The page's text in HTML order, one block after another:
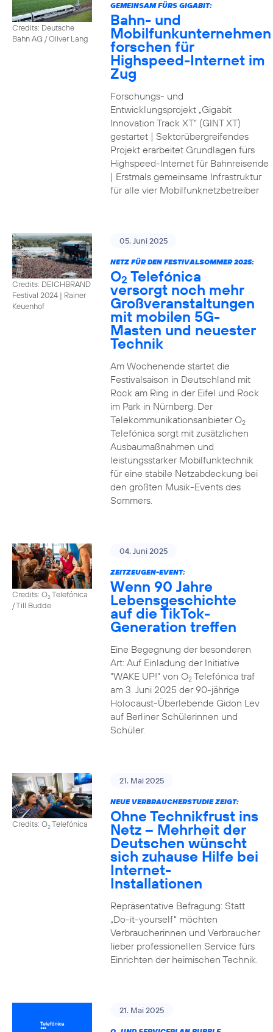
Credits: Deutsche
Bahn AG / Oliver Lang
GEMEINSAM FÜRS GIGABIT:
Bahn- und
Mobilfunkunternehmen
forschen für
Highspeed-Internet im
Zug
Forschungs- und
Entwicklungsprojekt „Gigabit
Innovation Track XT“ (GINT XT)
gestartet | Sektorübergreifendes
Projekt erarbeitet Grundlagen fürs
Highspeed-Internet für Bahnreisende
| Erstmals gemeinsame Infrastruktur
für alle vier Mobilfunknetzbetreiber
Credits: DEICHBRAND
Festival 2024 | Rainer
Keuenhof
05. Juni 2025
NETZ FÜR DEN FESTIVALSOMMER 2025:
O2 Telefónica
versorgt noch mehr
Großveranstaltungen
mit mobilen 5G-
Masten und neuester
Technik
Am Wochenende startet die
Festivalsaison in Deutschland mit
Rock am Ring in der Eifel und Rock
im Park in Nürnberg. Der
Telekommunikationsanbieter O2
Telefónica sorgt mit zusätzlichen
Ausbaumaßnahmen und
leistungsstarker Mobilfunktechnik
für eine stabile Netzabdeckung bei
den größten Musik-Events des
Sommers.
Credits: O2Telefónica
/ Till Budde
04. Juni 2025
ZEITZEUGEN-EVENT:
Wenn 90 Jahre
Lebensgeschichte
auf die TikTok-
Generation treffen
Eine Begegnung der besonderen
Art: Auf Einladung der Initiative
"WAKE UP!" von O2Telefónica traf
am 3. Juni 2025 der 90-jährige
Holocaust-Überlebende Gidon Lev
auf Berliner Schülerinnen und
Schüler.
Credits: O2Telefónica
21. Mai 2025
NEUE VERBRAUCHERSTUDIE ZEIGT:
Ohne Technikfrust ins
Netz – Mehrheit der
Deutschen wünscht
sich zuhause Hilfe bei
Internet-
Installationen
Repräsentative Befragung: Statt
„Do-it-yourself“ möchten
Verbraucherinnen und Verbraucher
lieber professionellen Service fürs
Einrichten der heimischen Technik.
21. Mai 2025